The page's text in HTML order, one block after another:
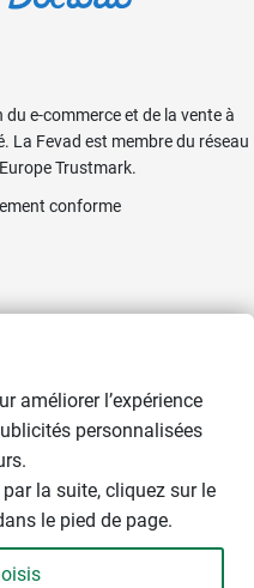
e-commerce et de la vente à
La Fevad est membre du réseau
Trustmark.
conforme
améliorer l’expérience
personnalisées
la suite, cliquez sur le
le pied de page.